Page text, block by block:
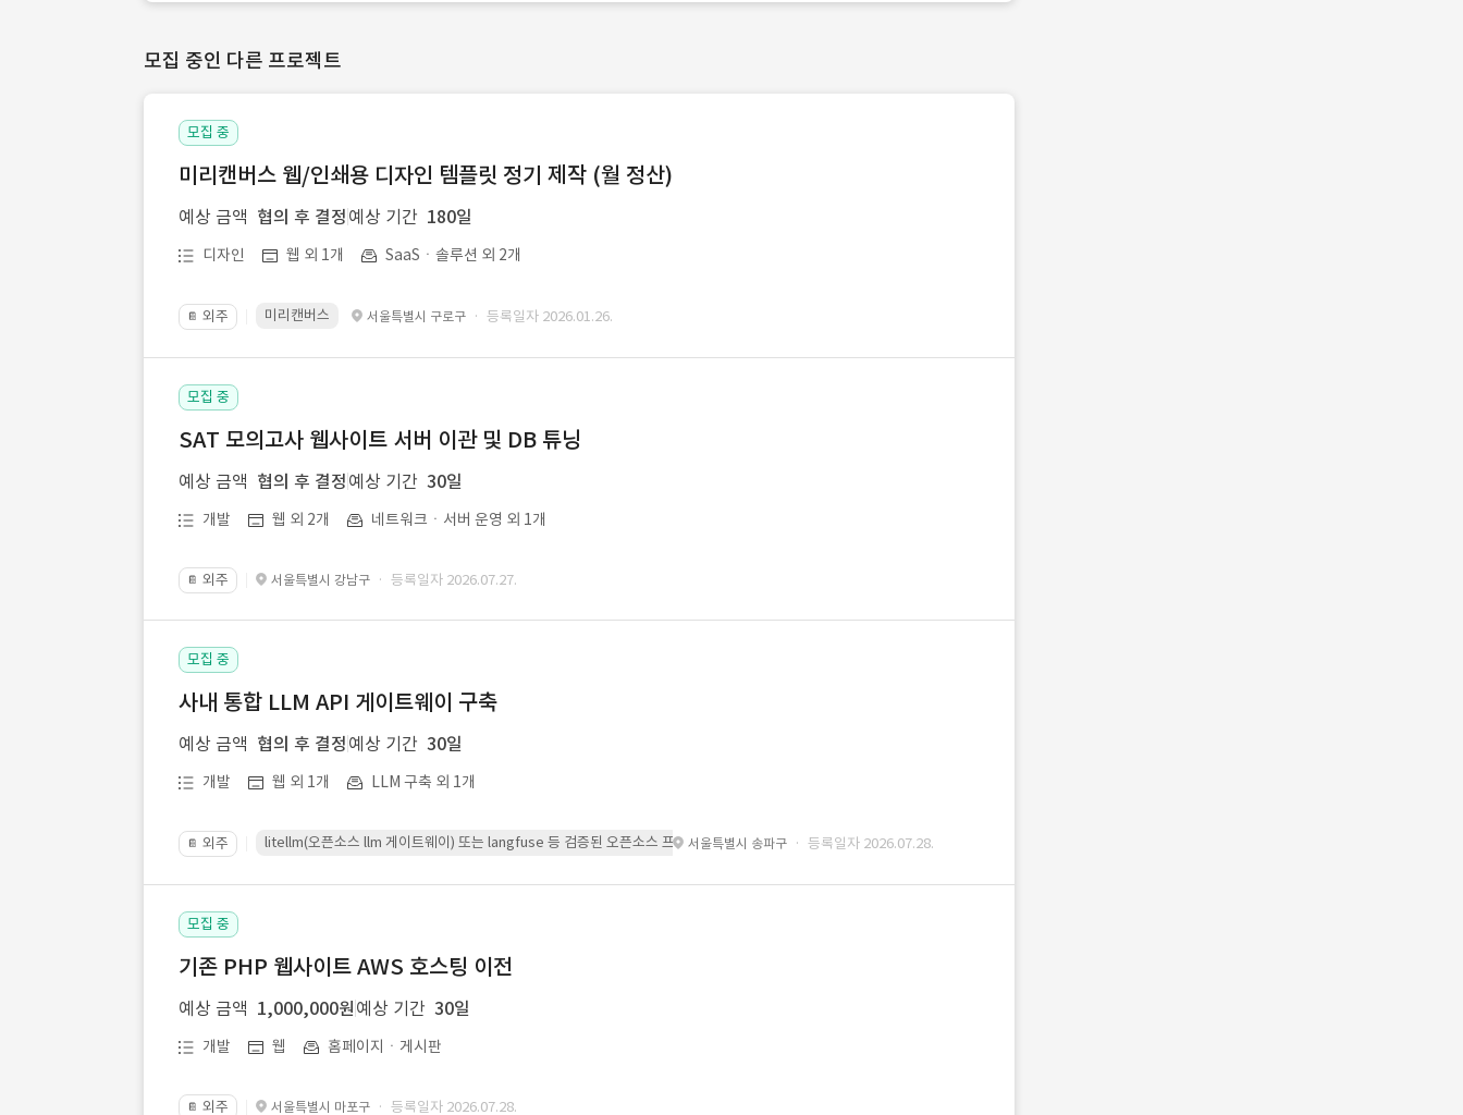
모집 중인 다른 프로젝트
모집 중
미리캔버스 웹/인쇄용 디자인 템플릿 정기 제작 (월 정산)
예상 금액 협의 후 결정 예상 기간 180일
디자인 웹 외 1개 SaaSㆍ솔루션 외 2개
📔 외주 미리캔버스 서울특별시 구로구 · 등록일자 2026.01.26.
모집 중
SAT 모의고사 웹사이트 서버 이관 및 DB 튜닝
예상 금액 협의 후 결정 예상 기간 30일
개발 웹 외 2개 네트워크ㆍ서버 운영 외 1개
📔 외주 서울특별시 강남구 · 등록일자 2026.07.27.
모집 중
사내 통합 LLM API 게이트웨이 구축
예상 금액 협의 후 결정 예상 기간 30일
개발 웹 외 1개 LLM 구축 외 1개
📔 외주 litellm(오픈소스 llm 게이트웨이) 또는 langfuse 등 검증된 오픈소스 프레임워크를 기반으로 시스템을 구축
서울특별시 송파구 · 등록일자 2026.07.28.
모집 중
기존 PHP 웹사이트 AWS 호스팅 이전
예상 금액 1,000,000원 예상 기간 30일
개발 웹 홈페이지ㆍ게시판
📔 외주 서울특별시 마포구 · 등록일자 2026.07.28.